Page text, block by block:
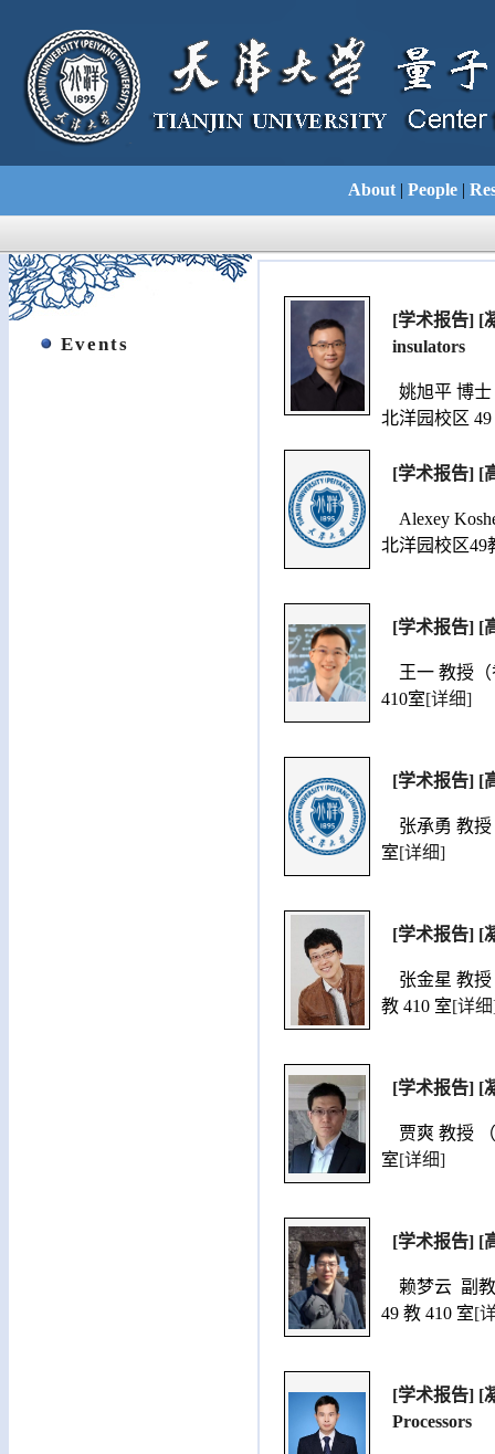
About | People |
Events
[学术报告] [
insulators
姚旭平 博士
北洋园校区 49
[学术报告] [
Alexey
北洋园校区49
[学术报告] [
王一 教授（
410室[详细]
[学术报告] [
张承勇 教授
室[详细]
[学术报告] [
张金星 教授
教 410 室[详
[学术报告] [
贾爽 教授 （
室[详细]
[学术报告] [
赖梦云 副教
49 教 410 室[
[学术报告] [
Processors